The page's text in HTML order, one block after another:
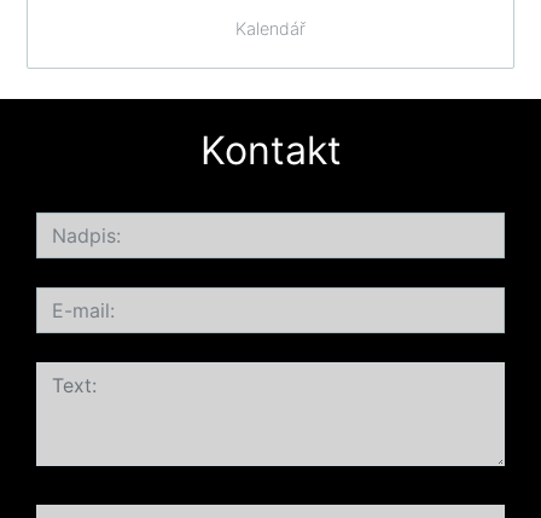
Kalendář
Kontakt